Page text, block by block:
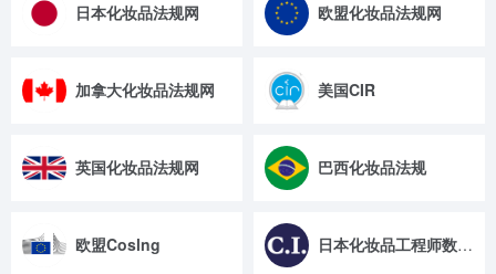
日本化妆品法规网 欧盟化妆品法规网
加拿大化妆品法规网 美国CIR
英国化妆品法规网 巴西化妆品法规
欧盟Coslng 日本化妆品工程师数据库